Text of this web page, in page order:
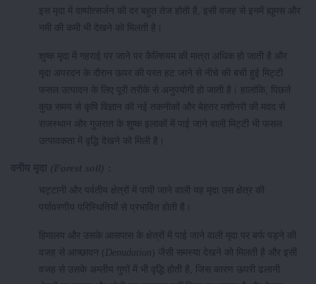
इस मृदा में वाष्पोत्सर्जन की दर बहुत तेज होती है, इसी वजह से इनमें ह्यूमस और
नमी की कमी भी देखने को मिलती है।
शुष्क मृदा में गहराई पर जाने पर कैल्शियम की मात्रा अधिक हो जाती है और
मृदा अपरदन के दौरान ऊपर की परत हट जाने से नीचे की बची हुई मिट्टी
फसल उत्पादन के लिए पूरी तरीके से अनुपयोगी हो जाती है। हालांकि, पिछले
कुछ समय से कृषि विज्ञान की नई तकनीकों और बेहतर मशीनरी की मदद से
राजस्थान और गुजरात के शुष्क इलाकों में पाई जाने वाली मिट्टी भी फसल
उत्पादकता में वृद्धि देखने को मिली है।
चट्टानी और पर्वतीय क्षेत्रों में पायी जाने वाली यह मृदा उस क्षेत्र की
पर्यावरणीय परिस्थितियों से प्रभावित होती है।
हिमालय और उसके आसपास के क्षेत्रों में पाई जाने वाली मृदा पर बर्फ पड़ने की
वजह से आच्छादन ( Denudation ) जैसी समस्या देखने को मिलती है और इसी
वजह से उसके अम्लीय गुणों में भी वृद्धि होती है, जिस कारण ऊपरी ढलानी